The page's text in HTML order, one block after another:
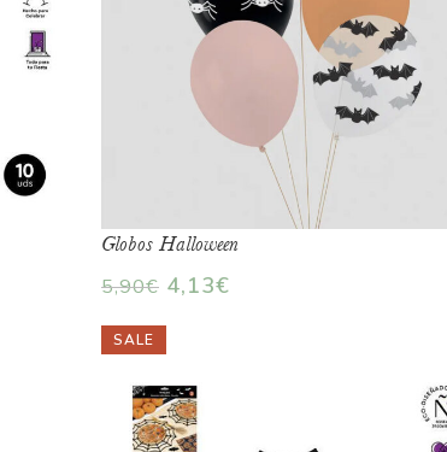
Globos Halloween
5,90€ 4,13€
SALE